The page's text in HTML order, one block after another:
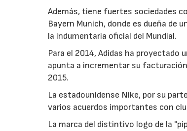
Además, tiene fuertes sociedades
Bayern Munich, donde es dueña de
la indumentaria oficial del Mundial.
Para el 2014, Adidas ha proyectado
apunta a incrementar su
2015.
La estadounidense Nike, por su
varios acuerdos importantes con
La marca del distintivo logo de la